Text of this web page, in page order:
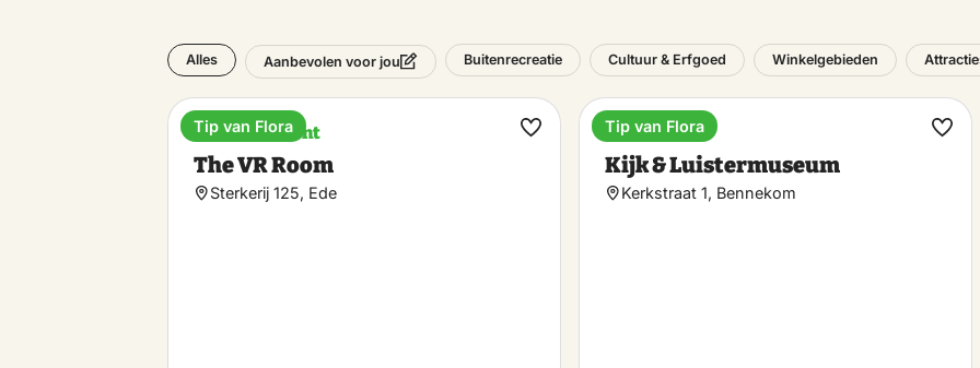
Alles Aanbevolen voor jou Buitenrecreatie Cultuur & Erfgoed Winkelgebieden
Entertainment
The VR Room
Sterkerij 125, Ede
Tip van Flora
Maak
Museum
Kijk & Luistermuseum
Kerkstraat 1, Bennekom
Tip van Flora
Maak